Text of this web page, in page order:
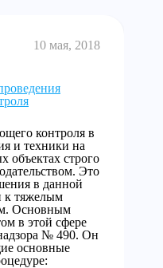
10 мая, 2018
контроля в
и техники на
строго
Это
в данной
к тяжелым
Основным
в этой сфере
№ 490. Он
основные